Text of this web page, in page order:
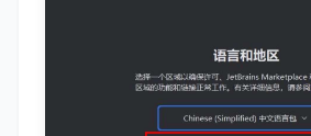
.cn 域名，
吊销，所以，千万不要指定区域